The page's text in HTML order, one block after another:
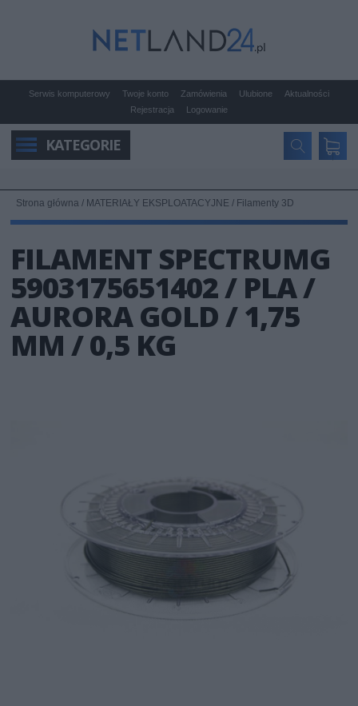
Serwis komputerowy Twoje konto Zamówienia Ulubione
Aktualności
Rejestracja
Logowanie
KATEGORIE
Strona główna / MATERIAŁY EKSPLOATACYJNE / Filamenty 3D
FILAMENT SPECTRUMG
5903175651402 / PLA /
AURORA GOLD / 1,75
MM / 0,5 KG